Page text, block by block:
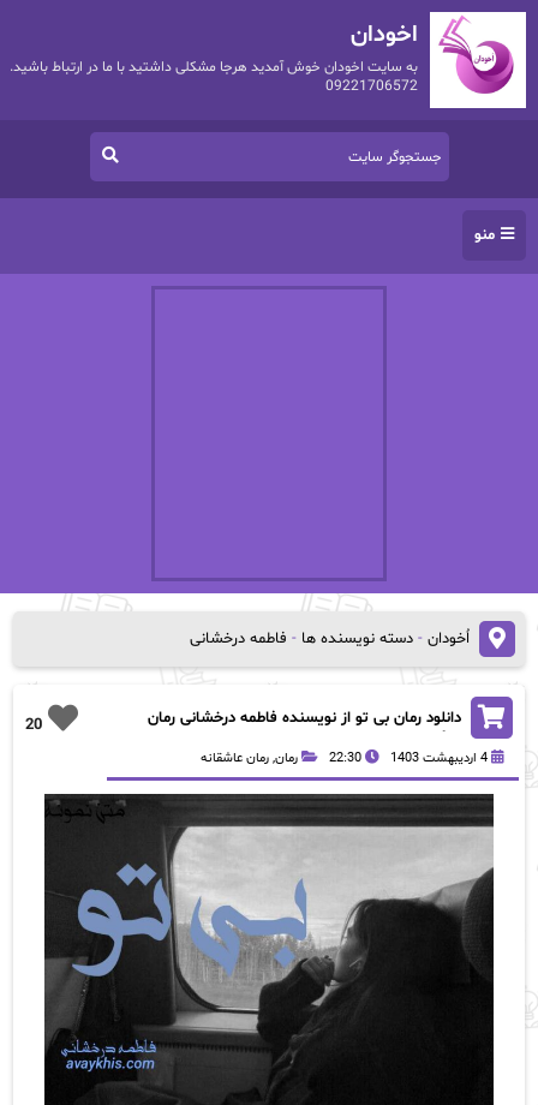
اخودان
به سایت اخودان خوش آمدید هرجا مشکلی داشتید با ما در ارتباط باشید.
09221706572
منو
اُخودان- دسته نویسنده ها - فاطمه درخشانی
20
دانلود رمان بی تو از نویسنده فاطمه درخشانی رمان
4 اردیبهشت 1403 22:30 رمان, رمان عاشقانه